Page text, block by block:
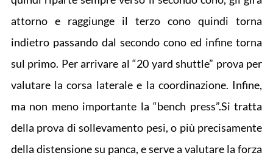
attorno e raggiunge il terzo cono quindi torna
indietro passando dal secondo cono ed infine torna
sul primo. Per arrivare al “20 yard shuttle” prova per
valutare la corsa laterale e la coordinazione. Infine,
ma non meno importante la “bench press”.Si tratta
della prova di sollevamento pesi, o più precisamente
della distensione su panca, e serve a valutare la forza